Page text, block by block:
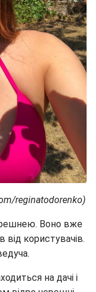
reginatodorenko)
Воно вже
від користувачів.
на дачі і